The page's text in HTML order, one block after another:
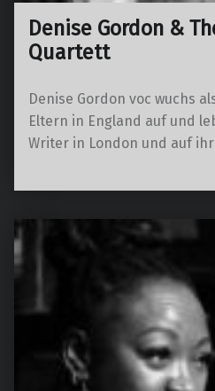
Denise Gordon &
Quartett
Denise Gordon voc wuchs
Eltern in England auf und
Writer in London und auf